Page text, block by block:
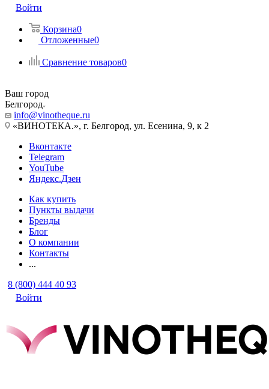
Войти
Корзина0
Отложенные0
Сравнение товаров0
Ваш город
Белгород
info@vinotheque.ru
«ВИНОТЕКА.», г. Белгород, ул. Есенина, 9, к 2
Вконтакте
Telegram
YouTube
Яндекс.Дзен
Как купить
Пункты выдачи
Бренды
Блог
О компании
Контакты
...
8 (800) 444 40 93
Войти